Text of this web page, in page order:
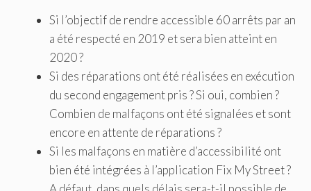
Si l’objectif de rendre accessible 60 arrêts par an
a été respecté en 2019 et sera bien atteint en
2020 ?
Si des réparations ont été réalisées en exécution
du second engagement pris ? Si oui, combien ?
Combien de malfaçons ont été signalées et sont
encore en attente de réparations ?
Si les malfaçons en matière d’accessibilité ont
bien été intégrées à l’application Fix My Street ?